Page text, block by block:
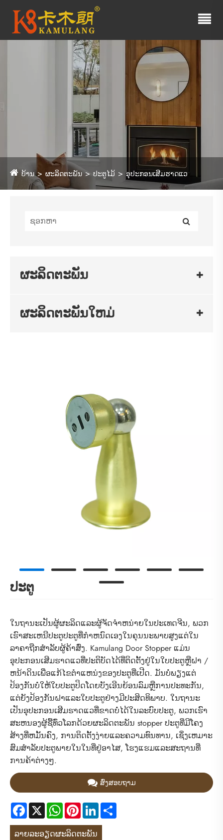
ບ້ານ ຜະລິດຕະພັນ ປະຕູໄມ້ ອຸປະກອນເສີມຮາດແວ
ຜະລິດຕະພັນ
ຜະລິດຕະພັນໃຫມ່
ປະຕູ
ໃນຖານະເປັນຜູ້ຜະລິດແລະຜູ້ຈັດຈໍາຫນ່າຍໃນປະເທດຈີນ, ພວກ
ເຮົາສະເຫນີປະຕູປະຕູທີ່ກໍາຫນົດເອງໃນຄຸນນະພາບສູງແຕ່ໃນ
ລາຄາຖືກສໍາລັບຜູ້ຄ້າສົ່ງ. Kamulang Door Stopper ແມ່ນ
ອຸປະກອນເສີມຮາດແວທີ່ປະຕິບັດໄດ້ທີ່ຕິດຕັ້ງຢູ່ໃນໃບປະຕູຫຼືຝາ /
ຫນ້າດິນເພື່ອແກ້ໄຂຕໍາແຫນ່ງຂອງປະຕູທີ່ເປີດ. ມັນບໍ່ພຽງແຕ່
ປ້ອງກັນບໍ່ໃຫ້ໃບປະຕູປິດໂດຍບັງເອີນຍ້ອນລົມຫຼືການປະທະກັນ,
ແຕ່ຍັງປ້ອງກັນຝາແລະໃບປະຕູຢ່າງມີປະສິດທິພາບ. ໃນຖານະ
ເປັນອຸປະກອນເສີມຮາດແວທີ່ຂາດບໍ່ໄດ້ໃນລະບົບປະຕູ, ພວກເຮົາ
ສະຫນອງຜູ້ຊື້ທົ່ວໂລກດ້ວຍຜະລິດຕະພັນ stopper ປະຕູທີ່ມີໂຄງ
ສ້າງທີ່ຫມັ້ນຄົງ, ການຕິດຕັ້ງງ່າຍແລະຄວາມທົນທານ, ເຊິ່ງເຫມາະ
ສົມສໍາລັບປະຕູພາຍໃນໃນທີ່ຢູ່ອາໄສ, ໂຮງແຮມແລະສະຖານທີ່
ການຄ້າຕ່າງໆ.
ສົ່ງສອບຖາມ
Facebook
X WhatsApp
PinterestLinkedIn
ລາຍ​ລະ​ອຽດ​ຜະ​ລິດ​ຕະ​ພັນ